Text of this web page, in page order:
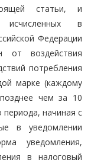
статьи, и
в
Федерации
от воздействия
потребления
марке (каждому
чем за 10
периода, начиная с
в уведомлении
уведомления,
в налоговый